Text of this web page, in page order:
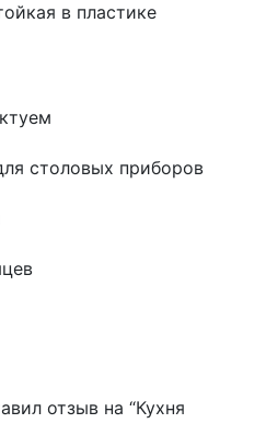
в пластике
столовых приборов
отзыв на “Кухня